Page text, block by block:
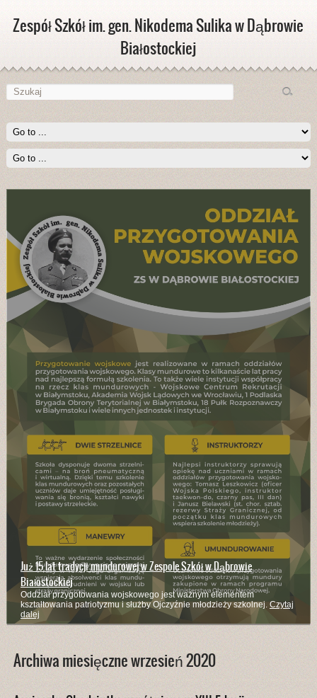
Zespół Szkół im. gen. Nikodema Sulika w Dąbrowie
Białostockiej
Branżowa Szkoła I Stopnia kształci w wielu zawodach
Kucharze, mechanicy pojazdów samochodowych, stolarze, rolnicy,
murarze - to zaledwie część z zawodów w których kształci szkołaCzytaj
dalej
Archiwa miesięczne wrzesień 2020